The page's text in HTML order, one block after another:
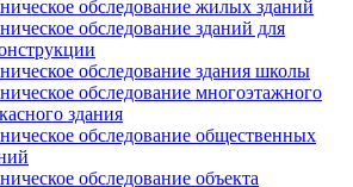
обследование жилых зданий
обследование зданий для
обследование здания школы
обследование многоэтажного
здания
обследование общественных
обследование объекта